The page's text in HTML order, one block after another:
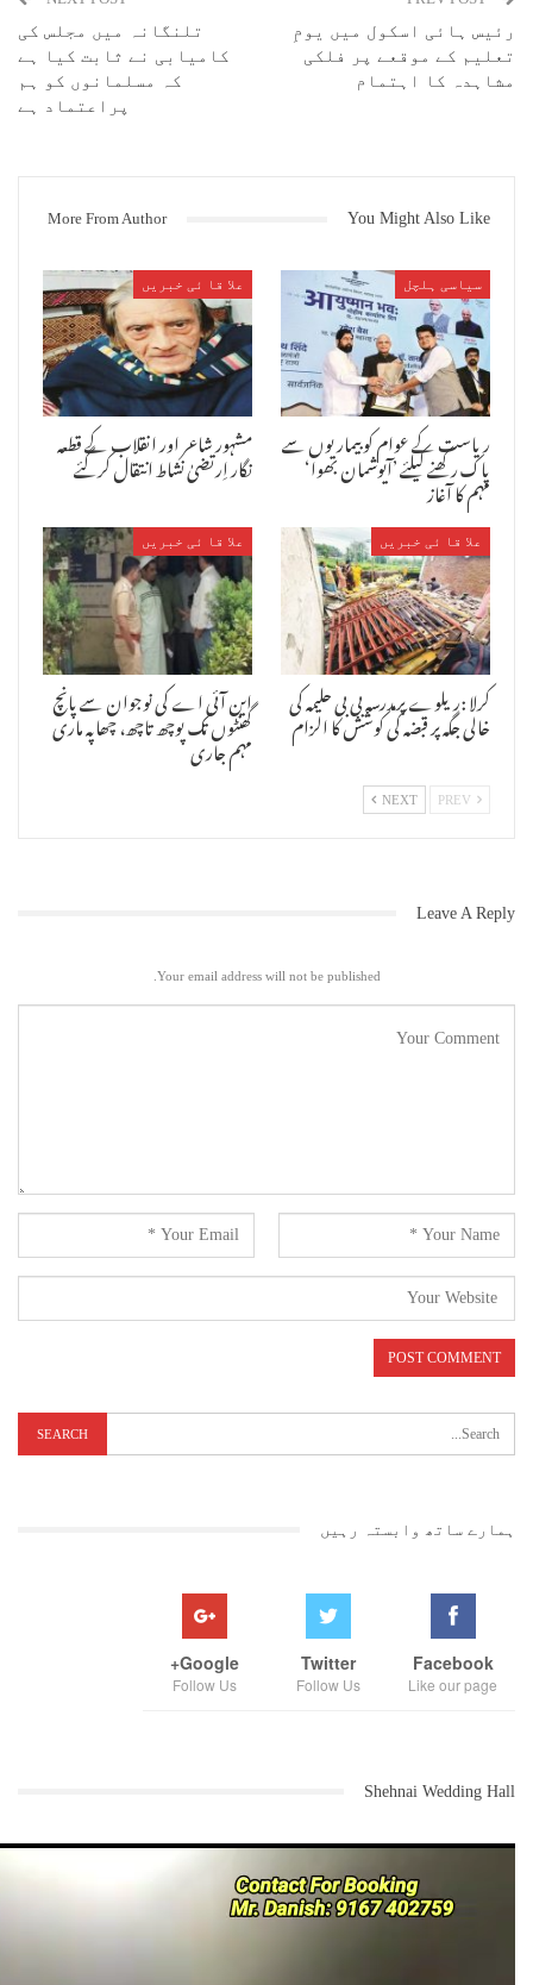
نوجوان اپنے گھر کے پڑوس میں رہنے والی چار سالہ بچی کوکھیلنے کے
بہانے اسی علاقہ کے ہنومان مندر کے قریب واقع اپنے گھر لے گیا اور اسے
اپنی ہوس کا شکار بنا یا ۔ مذکورہ معاملہ کا علم ہو تے ہی متاثرہ بچی
کی والدہ نے بھیو نڈی شہر پولیس اسٹیشن میں ملزم کے خلاف شکایت درج
عدالت میں پیش کر نے پر عدالت نے ملزم کو چار دن کے لیے پولیس تحویل
میں دیا ہے ۔ اس معاملہ کی مزید تفتیش پولیس سب انسپکٹر حنیف شیخ کر
رئیس ہائی اسکول میں یومِ
تعلیم کے موقعے پر فلکی
مشاہدہ کا اہتمام
تلنگانہ میں مجلس کی
کامیابی نے ثابت کیا ہے
کہ مسلمانوں کو ہم
پراعتماد ہے
You Might Also Like
More From Author
سیاسی ہلچل
ریاست کے عوام کو بیماریوں سے
پاک رکھنے کیلئے ’آیوشمان بھوا‘
مہم کا آغاز
علا قا ئی خبریں
مشہور شاعر اور انقلاب کے قطعہ
نگار اِرتضیٰ نشاط انتقال کرگئے
علا قا ئی خبریں
کرلا :ریلوے پرمدرسہ بی بی حلیمہ کی
خالی جگہ پر قبضہ کی کوشش کا الزام
علا قا ئی خبریں
این آئی اے کی نوجوان سے پانچ
گھنٹوں تک پوچھ تاچھ، چھاپہ ماری
مہم جاری
NEXT
Leave A Reply
Your email address will not be published.
ہمارے ساتھ وابستہ رہیں
Facebook
Like our page
Twitter
Follow Us
Google+
Follow Us
Shehnai Wedding Hall